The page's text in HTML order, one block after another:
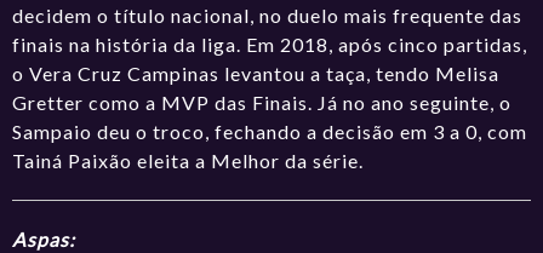
decidem o título nacional, no duelo mais frequente das
finais na história da liga. Em 2018, após cinco partidas,
o Vera Cruz Campinas levantou a taça, tendo Melisa
Gretter como a MVP das Finais. Já no ano seguinte, o
Sampaio deu o troco,fechando a decisão em 3 a 0, com
Tainá Paixão eleita a Melhor da série.
Aspas: